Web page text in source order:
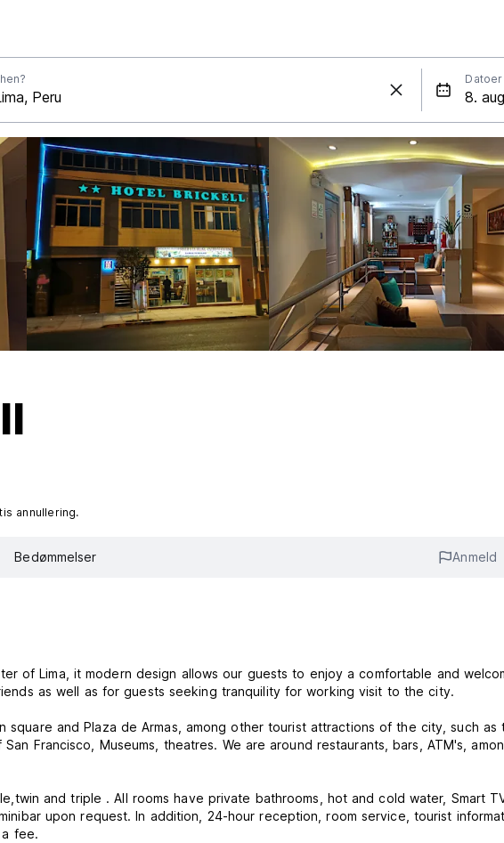
Datoer
annullering.
Bedømmelser Anmeld
of Lima, it modern design allows our guests to enjoy a comfortable and
as well as for guests seeking tranquility for working visit to the city.
Francisco, Museums, theatres. We are around restaurants, bars, ATM's,
upon request. In addition, 24-hour reception, room service, tourist
fee.